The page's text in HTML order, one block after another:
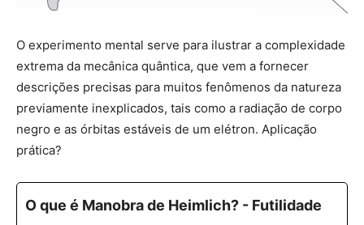
O experimento mental serve para ilustrar a complexidade
extrema da mecânica quântica, que vem a fornecer
descrições precisas para muitos fenômenos da natureza
previamente inexplicados, tais como a radiação de corpo
negro e as órbitas estáveis de um elétron. Aplicação
prática?
O que é Manobra de Heimlich? - Futilidade